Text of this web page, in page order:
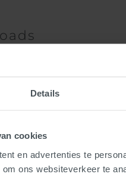
Details
cookies
en advertenties te
ons websiteverkeer te